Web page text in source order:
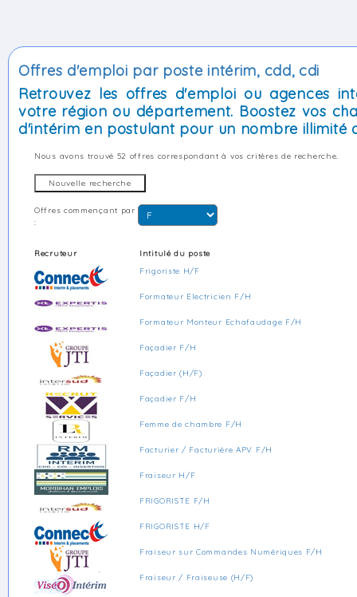
Offres d'emploi par poste intérim, cdd, cdi
Retrouvez les offres d'emploi ou agences
votre région ou département. Boostez vos
d'intérim en postulant pour un nombre illimité
Nous avons trouvé 52 offres correspondant à vos critères de recherche.
Offres commençant par
:
Recruteur
Intitulé du poste
Frigoriste H/F
Formateur Electricien F/H
Formateur Monteur Echafaudage F/H
Façadier F/H
Façadier (H/F)
Façadier F/H
Femme de chambre F/H
Facturier / Facturière APV F/H
Fraiseur H/F
FRIGORISTE F/H
FRIGORISTE H/F
Fraiseur sur Commandes Numériques F/H
Fraiseur / Fraiseuse (H/F)